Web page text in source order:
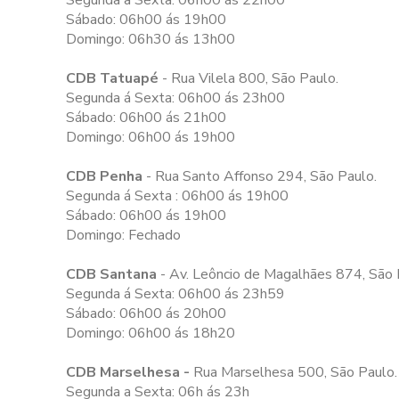
Sábado: 06h00 ás 19h00
Domingo: 06h30 ás 13h00
CDB Tatuapé - Rua Vilela 800, São Paulo.
Segunda á Sexta: 06h00 ás 23h00
Sábado: 06h00 ás 21h00
Domingo: 06h00 ás 19h00
CDB Penha - Rua Santo Affonso 294, São Paulo.
Segunda á Sexta : 06h00 ás 19h00
Sábado: 06h00 ás 19h00
Domingo: Fechado
CDB Santana - Av. Leôncio de Magalhães 874, São
Segunda á Sexta: 06h00 ás 23h59
Sábado: 06h00 ás 20h00
Domingo: 06h00 ás 18h20
CDB Marselhesa - Rua Marselhesa 500, São Paulo.
Segunda a Sexta: 06h ás 23h